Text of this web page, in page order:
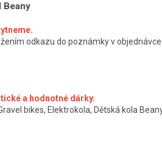
Beany
odkazu do poznámky v
a hodnotné dárky.
bikes, Elektrokola, Dětská kola